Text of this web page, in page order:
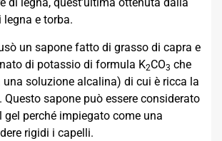
di legna, quest’ultima ottenuta dalla
e torba.
un sapone fatto di grasso di capra e
di potassio di formula K2CO3 che
soluzione alcalina) di cui è ricca la
Questo sapone può essere considerato
gel perché impiegato come una
rigidi i capelli.